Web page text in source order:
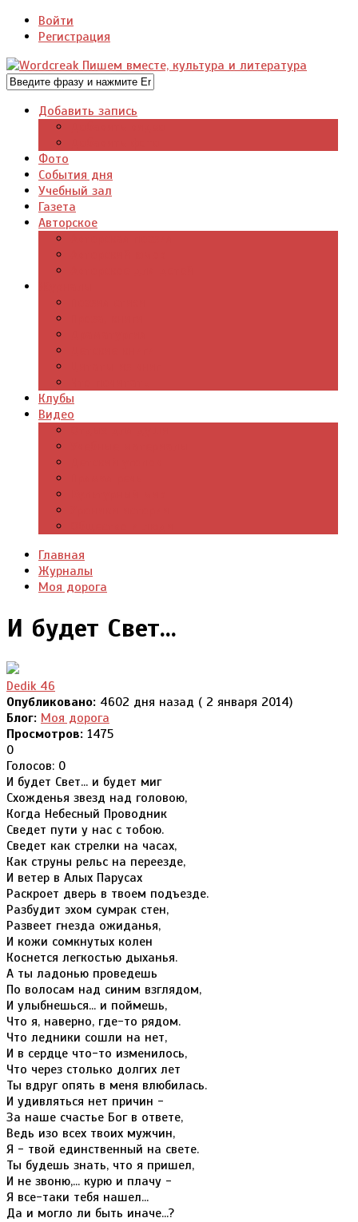
Войти
Регистрация
Добавить запись
Фото
События дня
Учебный зал
Газета
Авторское
Клубы
Видео
Главная
Журналы
Моя дорога
И будет Свет...
Dedik 46
Опубликовано: 4602 дня назад ( 2 января 2014)
Блог: Моя дорога
Просмотров: 1475
0
Голосов: 0
И будет Свет... и будет миг
Схожденья звезд над головою,
Когда Небесный Проводник
Сведет пути у нас с тобою.
Сведет как стрелки на часах,
Как струны рельс на переезде,
И ветер в Алых Парусах
Раскроет дверь в твоем подъезде.
Разбудит эхом сумрак стен,
Развеет гнезда ожиданья,
И кожи сомкнутых колен
Коснется легкостью дыханья.
А ты ладонью проведешь
По волосам над синим взглядом,
И улыбнешься... и поймешь,
Что я, наверно, где-то рядом.
Что ледники сошли на нет,
И в сердце что-то изменилось,
Что через столько долгих лет
Ты вдруг опять в меня влюбилась.
И удивляться нет причин -
За наше счастье Бог в ответе,
Ведь изо всех твоих мужчин,
Я - твой единственный на свете.
Ты будешь знать, что я пришел,
И не звоню,... курю и плачу -
Я все-таки тебя нашел...
Да и могло ли быть иначе...?